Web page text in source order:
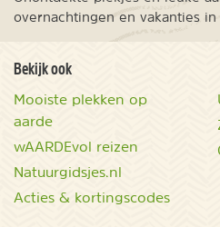
overnachtingen en vakanties in
Bekijk ook
Mooiste plekken op
aarde
wAARDEvol reizen
Natuurgidsjes.nl
Acties & kortingscodes